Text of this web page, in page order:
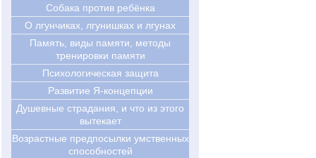
Cобака против ребёнка
О лгунчиках, лгунишках и лгунах
Память, виды памяти, методы
тренировки памяти
Психологическая защита
Развитие Я-концепции
Душевные страдания, и что из этого
вытекает
Возрастные предпосылки умственных
способностей